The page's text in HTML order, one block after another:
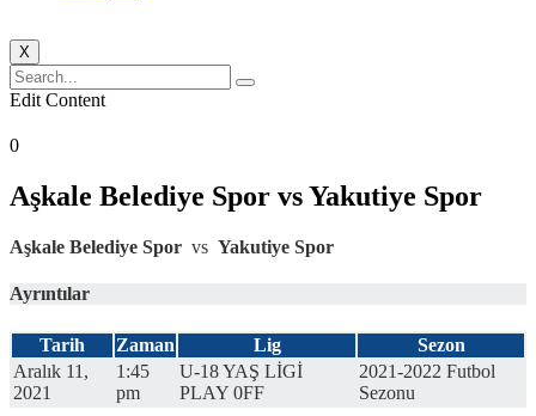
X
Edit Content
0
Aşkale Belediye Spor vs Yakutiye Spor
Aşkale Belediye Spor vs Yakutiye Spor
Ayrıntılar
Tarih Zaman Lig
Sezon
Aralık 11,
2021
1:45
pm
U-18 YAŞ LİGİ
PLAY 0FF
2021-2022 Futbol
Sezonu